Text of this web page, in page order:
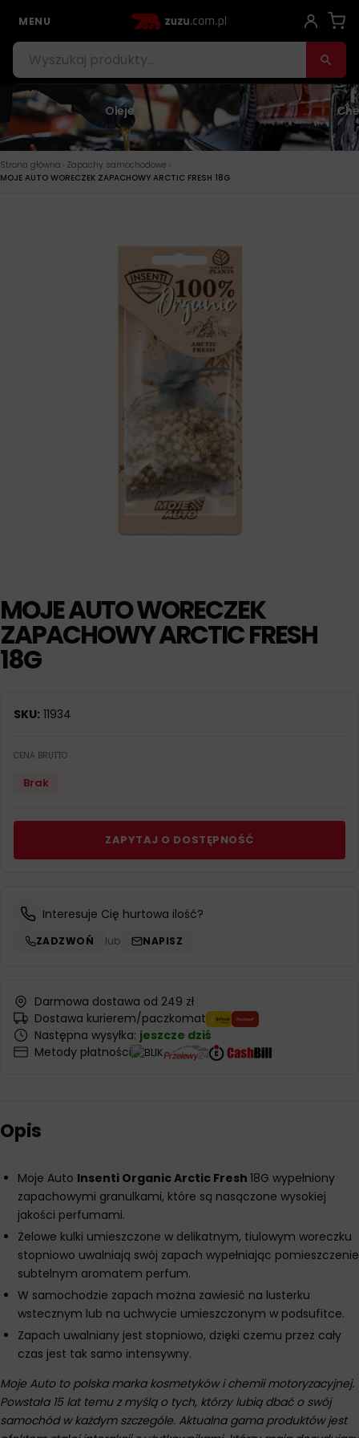
MENU
Oleje
Strona główna › Zapachy samochodowe ›
MOJE AUTO WORECZEK ZAPACHOWY ARCTIC FRESH 18G
MOJE AUTO WORECZEK
ZAPACHOWY ARCTIC FRESH
18G
SKU: 11934
CENA BRUTTO
Brak
ZAPYTAJ O DOSTĘPNOŚĆ
Interesuje Cię hurtowa ilość?
ZADZWOŃ lub NAPISZ
Darmowa dostawa od 249 zł
Dostawa kurierem/paczkomat
Następna wysyłka: jeszcze dziś
Metody płatności
Opis
Moje Auto Insenti Organic Arctic Fresh 18G wypełniony
zapachowymi granulkami, które są nasączone wysokiej
jakości perfumami.
Żelowe kulki umieszczone w delikatnym, tiulowym woreczku
stopniowo uwalniają swój zapach wypełniając pomieszczenie
subtelnym aromatem perfum.
W samochodzie zapach można zawiesić na lusterku
wstecznym lub na uchwycie umieszczonym w podsufitce.
Zapach uwalniany jest stopniowo, dzięki czemu przez cały
czas jest tak samo intensywny.
Moje Auto to polska marka kosmetyków i chemii motoryzacyjnej.
Powstała 15 lat temu z myślą o tych, którzy lubią dbać o swój
samochód w każdym szczególe. Aktualna gama produktów jest